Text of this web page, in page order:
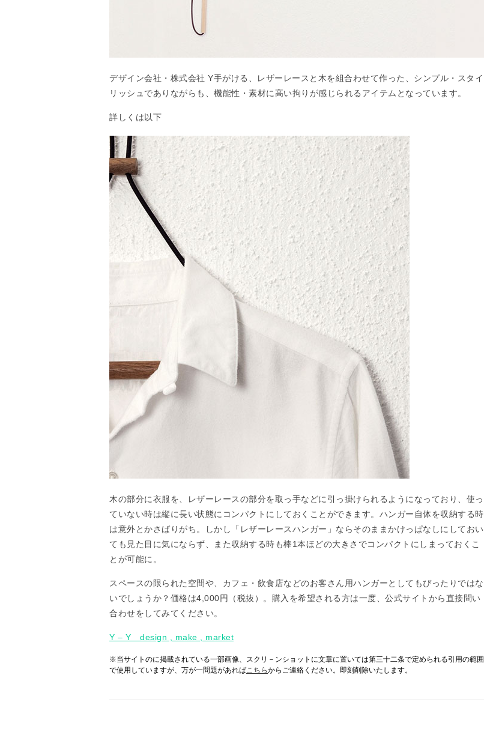
デザイン会社・株式会社 Y手がける、レザーレースと木を組合わせて作った、シンプル・スタイ
リッシュでありながらも、機能性・素材に高い拘りが感じられるアイテムとなっています。
詳しくは以下
木の部分に衣服を、レザーレースの部分を取っ手などに引っ掛けられるようになっており、使っ
ていない時は縦に長い状態にコンパクトにしておくことができます。ハンガー自体を収納する時
は意外とかさばりがち。しかし「レザーレースハンガー」ならそのままかけっぱなしにしておい
ても見た目に気にならず、また収納する時も棒1本ほどの大きさでコンパクトにしまっておくこ
とが可能に。
スペースの限られた空間や、カフェ・飲食店などのお客さん用ハンガーとしてもぴったりではな
いでしょうか？価格は4,000円（税抜）。購入を希望される方は一度、公式サイトから直接問い
合わせをしてみてください。
Y – Y＿design , make , market
※当サイトのに掲載されている一部画像、スクリ－ンショットに文章に置いては第三十二条で定められる引用の範囲
で使用していますが、万が一問題があればこちらからご連絡ください。即刻削除いたします。